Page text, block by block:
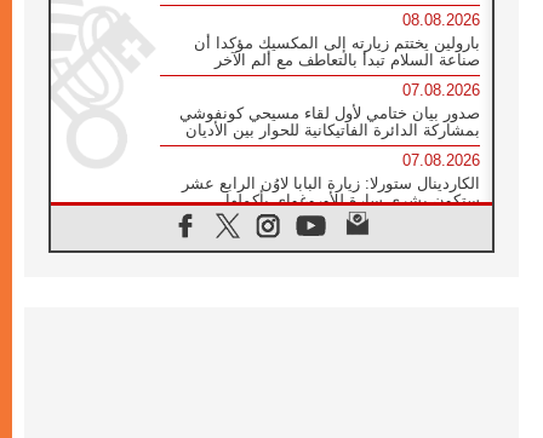
08.08.2026
بارولين يختتم زيارته إلى المكسيك مؤكدا أن
صناعة السلام تبدأ بالتعاطف مع ألم الآخر
07.08.2026
صدور بيان ختامي لأول لقاء مسيحي كونفوشي
بمشاركة الدائرة الفاتيكانية للحوار بين الأديان
07.08.2026
الكاردينال ستورلا: زيارة البابا لاوُن الرابع عشر
ستكون بشرى سارة للأوروغواي بأكملها
الفاتيكان يعلن برنامج الزيارة الرسولية للبابا لاوُن